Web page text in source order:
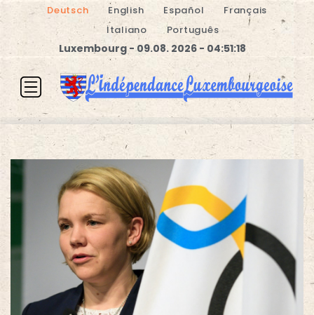
Deutsch English Español
Français
Italiano
Português
Luxembourg - 09.08. 2026 - 04:51:18